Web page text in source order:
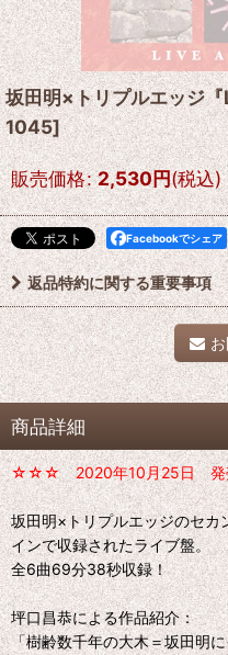
坂田明×トリプルエッジ
1045]
販売価格: 2,530円(税込)
Facebookでシェア
返品特約に関する重要事項
商品詳細
☆☆☆ 2020年10月25日
坂田明×トリプルエッジのセカ
インで収録されたライブ盤。
全6曲69分38秒収録！
坪口昌恭による作品紹介：
「樹齢数千年の大木＝坂田明